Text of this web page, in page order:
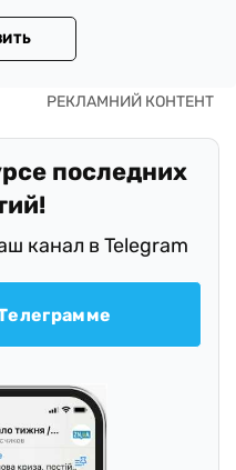
последних
канал в Telegram